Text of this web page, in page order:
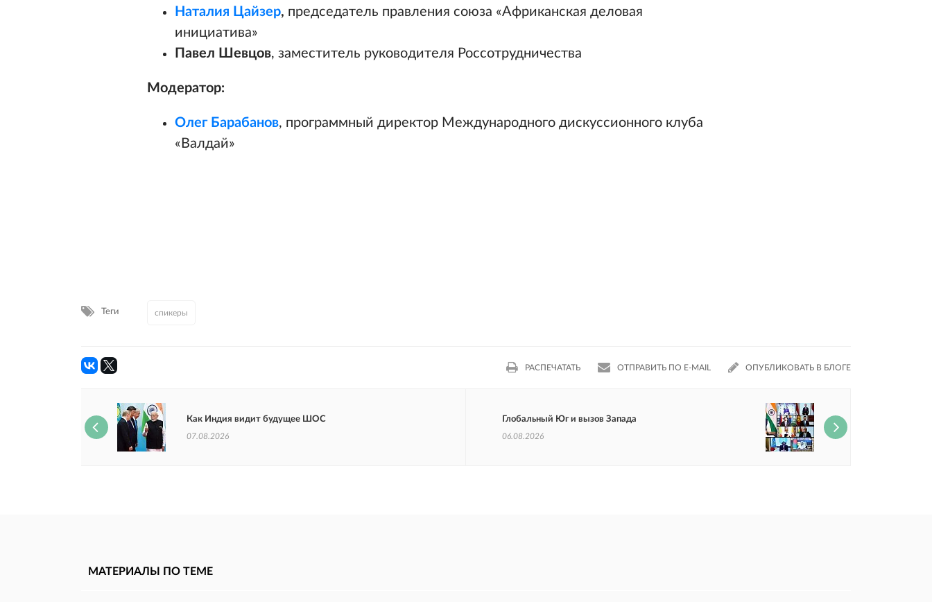
Наталия Цайзер, председатель правления союза «Африканская деловая
инициатива»
Павел Шевцов, заместитель руководителя Россотрудничества
Модератор:
Олег Барабанов, программный директор Международного дискуссионного клуба
«Валдай»
Теги спикеры
РАСПЕЧАТАТЬ ОТПРАВИТЬ ПО E-MAIL ОПУБЛИКОВАТЬ В БЛОГЕ
Как Индия видит будущее ШОС
07.08.2026
Глобальный Юг и вызов Запада
06.08.2026
МАТЕРИАЛЫ ПО ТЕМЕ